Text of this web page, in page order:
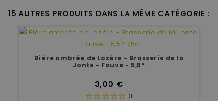
15 AUTRES PRODUITS DANS LA MÊME CATÉGORIE :
Bière ambrée de Lozère - Brasserie de la
Jonte - Fauve - 5,5°
Prix
3,00 €
0